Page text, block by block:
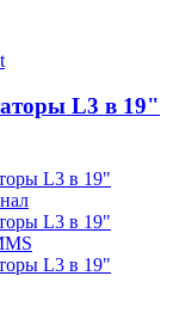
L3 в 19"
L3 в 19"
L3 в 19"
L3 в 19"